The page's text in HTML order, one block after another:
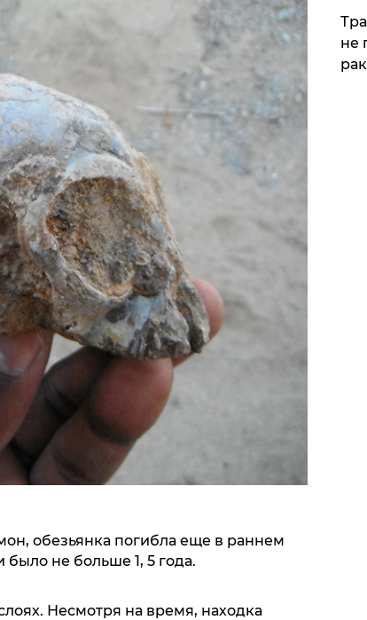
обезьянка погибла еще в раннем
не больше 1, 5 года.
Несмотря на время, находка
не